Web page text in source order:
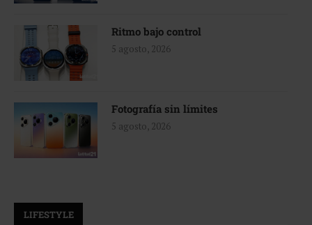
Ritmo bajo control
5 agosto, 2026
Fotografía sin límites
5 agosto, 2026
LIFESTYLE